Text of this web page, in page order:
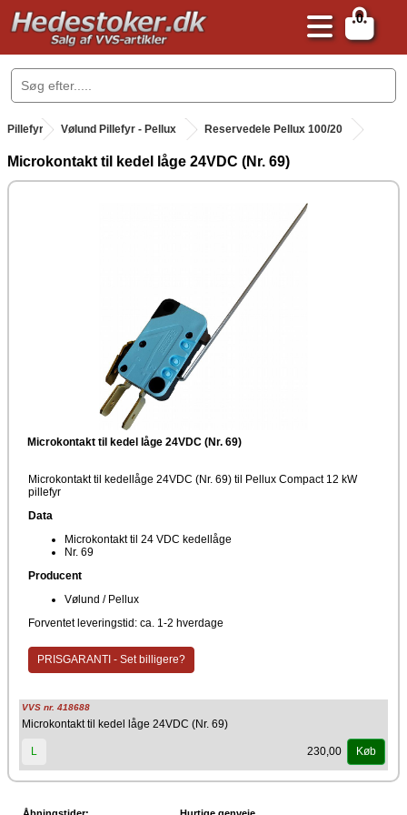
0
.
Pillefyr . Vølund Pillefyr - Pellux Reservedele Pellux 100/20
Microkontakt til kedel låge 24VDC (Nr. 69)
Microkontakt til kedel låge 24VDC (Nr. 69)
Microkontakt til kedellåge 24VDC (Nr. 69) til Pellux Compact 12 kW
pillefyr
Data
Microkontakt til 24 VDC kedellåge
Nr. 69
Producent
Vølund / Pellux
Forventet leveringstid: ca. 1-2 hverdage
PRISGARANTI - Set billigere?
VVS nr. 418688
Microkontakt til kedel låge 24VDC (Nr. 69)
L 230,00 Køb